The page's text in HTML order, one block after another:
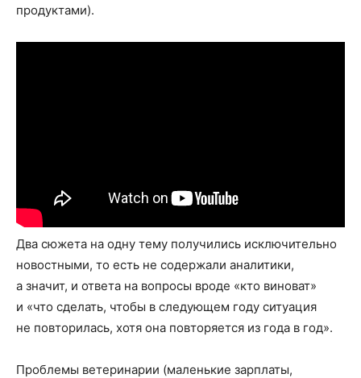
продуктами).
Два сюжета на одну тему получились исключительно
новостными, то есть не содержали аналитики,
а значит, и ответа на вопросы вроде «кто виноват»
и «что сделать, чтобы в следующем году ситуация
не повторилась, хотя она повторяется из года в год».
Проблемы ветеринарии (маленькие зарплаты,